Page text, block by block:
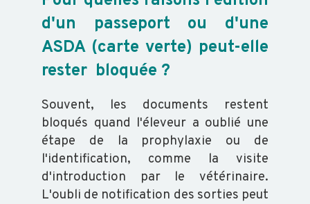
PORCIN
VOLAILLE
POISSON
d'un passeport ou d'une
ASDA (carte verte) peut-elle
rester bloquée ?
Souvent, les documents restent
bloqués quand l'éleveur a oublié une
étape de la prophylaxie ou de
l'identification, comme la visite
d'introduction par le vétérinaire.
L'oubli de notification des sorties peut